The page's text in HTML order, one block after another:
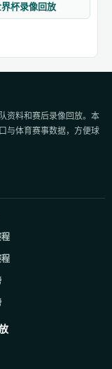
杯录像回放
资料和赛后录像回放。本
与体育赛事数据，方便球